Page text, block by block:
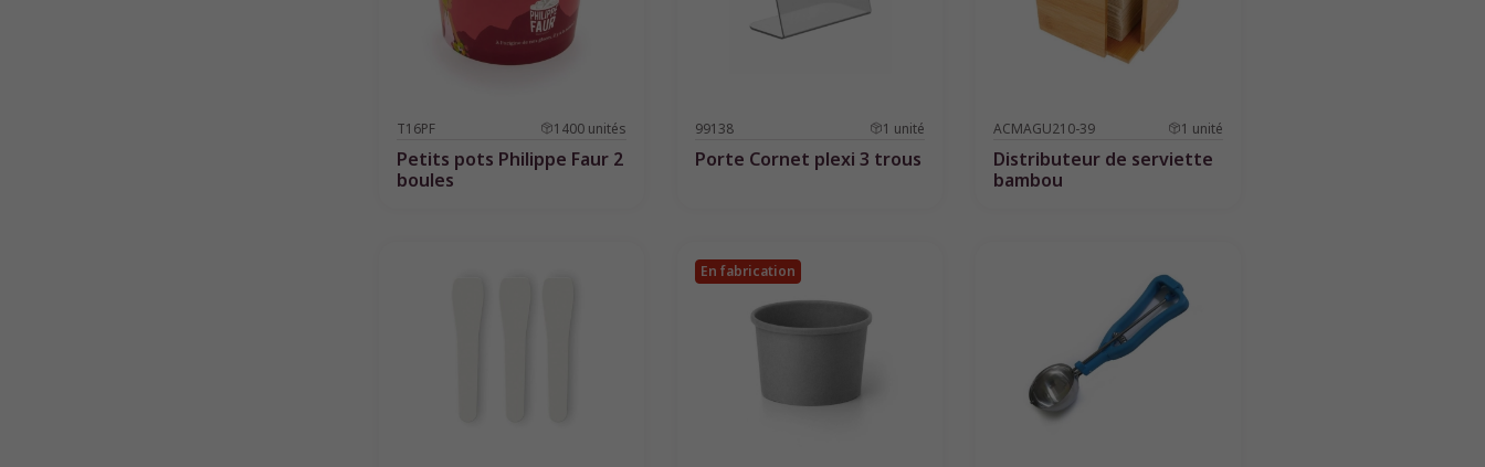
T16PF 1400 unités
Petits pots Philippe Faur 2
boules
99138 1 unité
Porte Cornet plexi 3 trous
ACMAGU210-39 1 unité
Distributeur de serviette
bambou
En fabrication